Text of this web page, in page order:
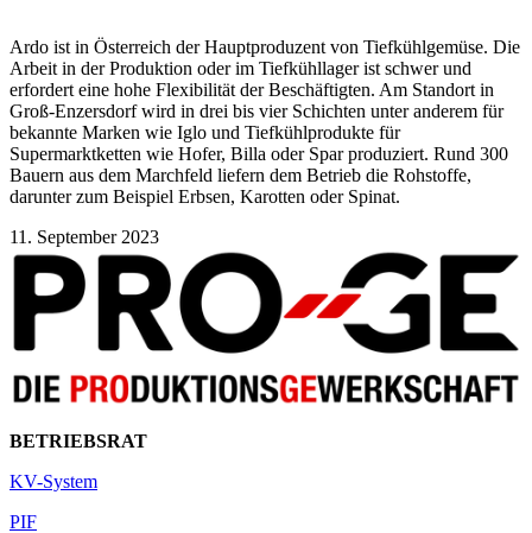
Ardo ist in Österreich der Hauptproduzent von Tiefkühlgemüse. Die
Arbeit in der Produktion oder im Tiefkühllager ist schwer und
erfordert eine hohe Flexibilität der Beschäftigten. Am Standort in
Groß-Enzersdorf wird in drei bis vier Schichten unter anderem für
bekannte Marken wie Iglo und Tiefkühlprodukte für
Supermarktketten wie Hofer, Billa oder Spar produziert. Rund 300
Bauern aus dem Marchfeld liefern dem Betrieb die Rohstoffe,
darunter zum Beispiel Erbsen, Karotten oder Spinat.
11. September 2023
BETRIEBSRAT
KV-System
PIF